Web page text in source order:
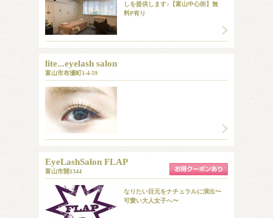
しを提供します♪【富山中心街】無
料P有り
lite...eyelash salon
富山市布瀬町1-4-59
EyeLashSalon FLAP
富山市開1344
なりたい目元をナチュラルに演出〜
可愛い大人女子へ〜